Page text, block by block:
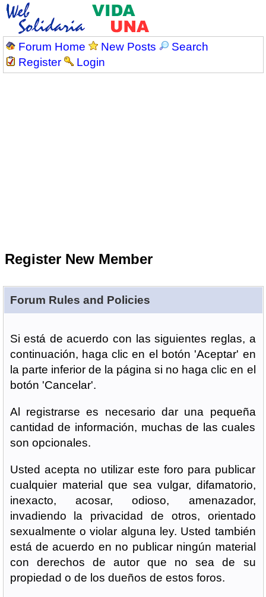
Forum Home New Posts
Search
Register
Login
Register New Member
Forum Rules and Policies
Si está de acuerdo con las siguientes reglas, a
continuación, haga clic en el botón 'Aceptar' en
la parte inferior de la página si no haga clic en el
botón 'Cancelar'.
Al registrarse es necesario dar una pequeña
cantidad de información, muchas de las cuales
son opcionales.
Usted acepta no utilizar este foro para publicar
cualquier material que sea vulgar, difamatorio,
inexacto, acosar, odioso, amenazador,
invadiendo la privacidad de otros, orientado
sexualmente o violar alguna ley. Usted también
está de acuerdo en no publicar ningún material
con derechos de autor que no sea de su
propiedad o de los dueños de estos foros.